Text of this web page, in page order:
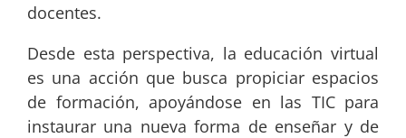
docentes.
Desde esta perspectiva, la educación virtual
es una acción que busca propiciar espacios
de formación, apoyándose en las TIC para
instaurar una nueva forma de enseñar y de